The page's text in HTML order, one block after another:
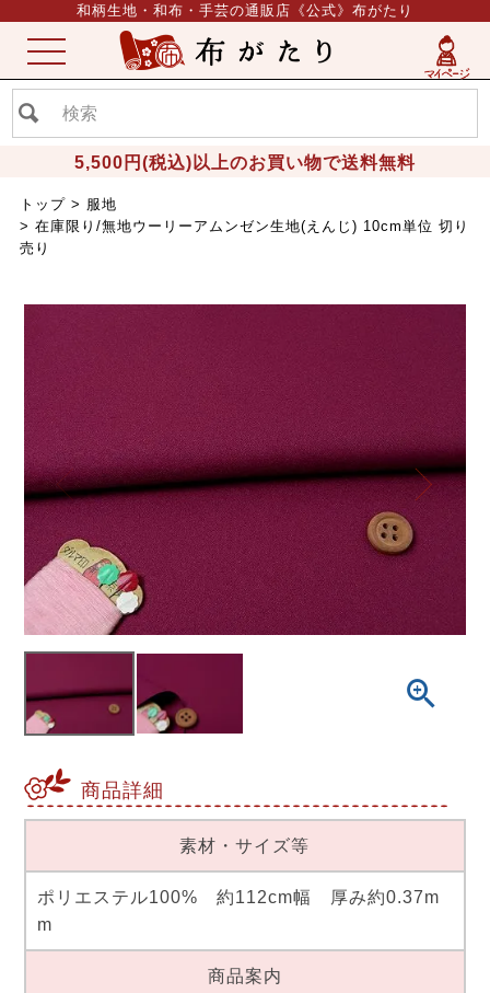
和柄生地・和布・手芸の通販店《公式》布がたり
5,500円(税込)以上のお買い物で送料無料
ME
NU
トップ
服地
在庫限り/無地ウーリーアムンゼン生地(えんじ) 10cm単位 切り
売り
商品詳細
素材・サイズ等
ポリエステル100% 約112cm幅 厚み約0.37m
m
商品案内